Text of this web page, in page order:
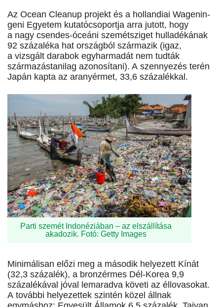
Az Ocean Cleanup projekt és a hollandiai Wa­ge­­n­in­­
ge­ni Egyetem kutatócsoportja arra jutott, hogy
a nagy csendes-óceáni szemétsziget hulladékának
92 százaléka hat országból származik (igaz,
a vizsgált darabok egyharmadát nem tudták
származástanilag azonosítani). A szennyezés terén
Japán kapta az aranyérmet, 33,6 százalékkal.
Parti szemét Indonéziában – az elszállítása
akadozik. Fotó: Getty Images
Minimálisan előzi meg a második helyezett Kínát
(32,3 százalék), a bronzérmes Dél-Korea 9,9
százalékával jóval lemaradva követi az éllovasokat.
A további helyezettek szintén közel állnak